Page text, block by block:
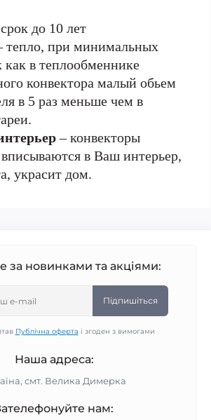
до 10 лет
тепло, при минимальных
как в теплообменнике
конвектора малый обьем
в 5 раз меньше чем в
– конвекторы
в Ваш интерьер,
украсит дом.
за новинками та акціями:
Підпишіться
Публічна оферта і згоден з вимогами
Наша адреса:
смт. Велика Димерка
нам: